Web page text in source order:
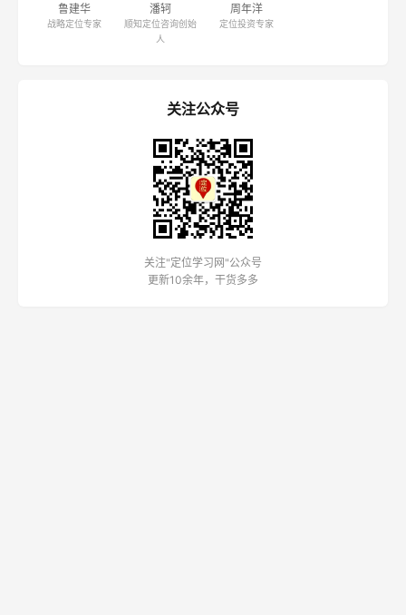
鲁建华
战略定位专家
潘轲
顺知定位咨询创始
人
周年洋
定位投资专家
关注公众号
关注"定位学习网"公众号
更新10余年，干货多多